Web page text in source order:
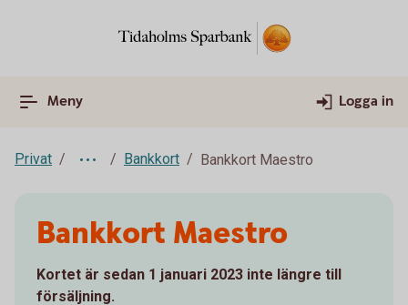
Meny Logga in
Privat Bankkort Bankkort Maestro
Bankkort Maestro
Kortet är sedan 1 januari 2023 inte längre till
försäljning.